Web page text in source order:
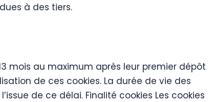
à des tiers.
mois au maximum après leur premier dépôt
de ces cookies. La durée de vie des
de ce délai. Finalité cookies Les cookies